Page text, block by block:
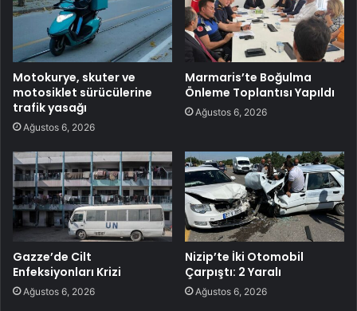
Motokurye, skuter ve
motosiklet sürücülerine
trafik yasağı
Ağustos 6, 2026
Marmaris’te Boğulma
Önleme Toplantısı Yapıldı
Ağustos 6, 2026
Gazze’de Cilt
Enfeksiyonları Krizi
Ağustos 6, 2026
Nizip’te İki Otomobil
Çarpıştı: 2 Yaralı
Ağustos 6, 2026